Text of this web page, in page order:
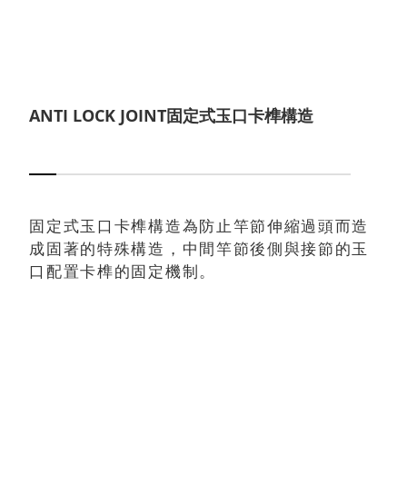
ANTI LOCK JOINT固定式玉口卡榫構造
固定式玉口卡榫構造為防止竿節伸縮過頭而造
成固著的特殊構造，中間竿節後側與接節的玉
口配置卡榫的固定機制。